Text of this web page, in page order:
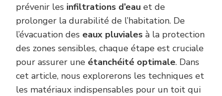
prévenir les infiltrations d’eau et de
prolonger la durabilité de l’habitation. De
l’évacuation des eaux pluviales à la protection
des zones sensibles, chaque étape est cruciale
pour assurer une étanchéité optimale. Dans
cet article, nous explorerons les techniques et
les matériaux indispensables pour un toit qui